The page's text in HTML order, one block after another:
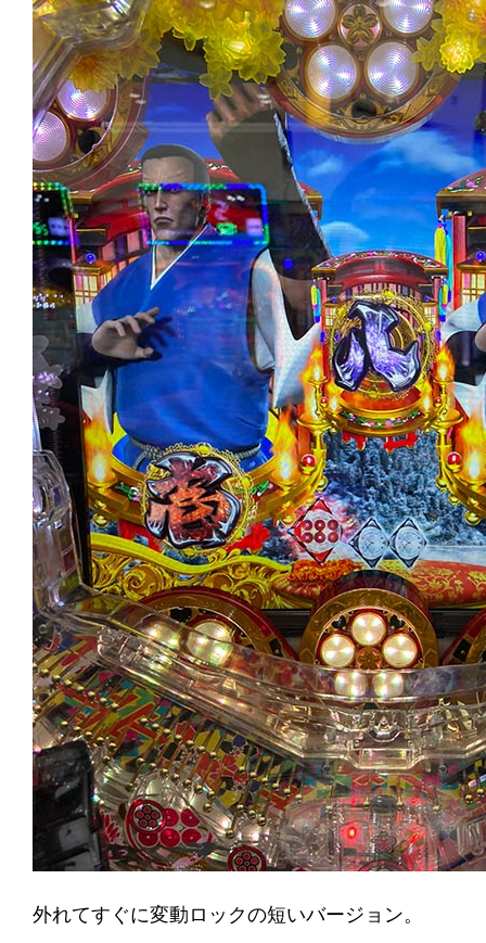
外れてすぐに変動ロックの短いバージョン。